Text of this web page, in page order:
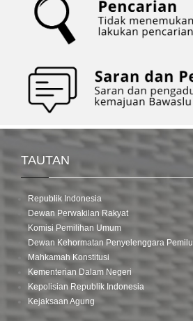
TAUTAN
Republik Indonesia
Dewan Perwakilan Rakyat
Komisi Pemilihan Umum
Dewan Kehormatan Penyelenggara Pemilu
Mahkamah Konstitusi
Kementerian Dalam Negeri
Kepolisian Republik Indonesia
Kejaksaan Agung